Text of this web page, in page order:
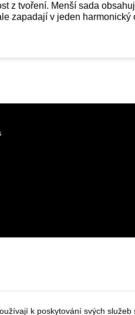
z tvoření. Menší sada
zapadají v jeden harmonický
k poskytování svých